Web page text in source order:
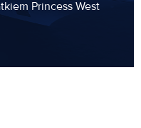
Princess West